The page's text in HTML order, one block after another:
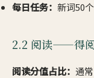
每日任务： 新词50
2.2 阅读——得
阅读分值占比： 通